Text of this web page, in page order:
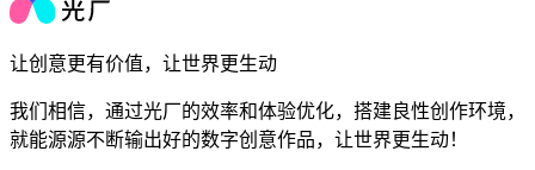
让创意更有价值，让世界更生动
我们相信，通过光厂的效率和体验优化，搭建良性创作环境，
就能源源不断输出好的数字创意作品，让世界更生动！